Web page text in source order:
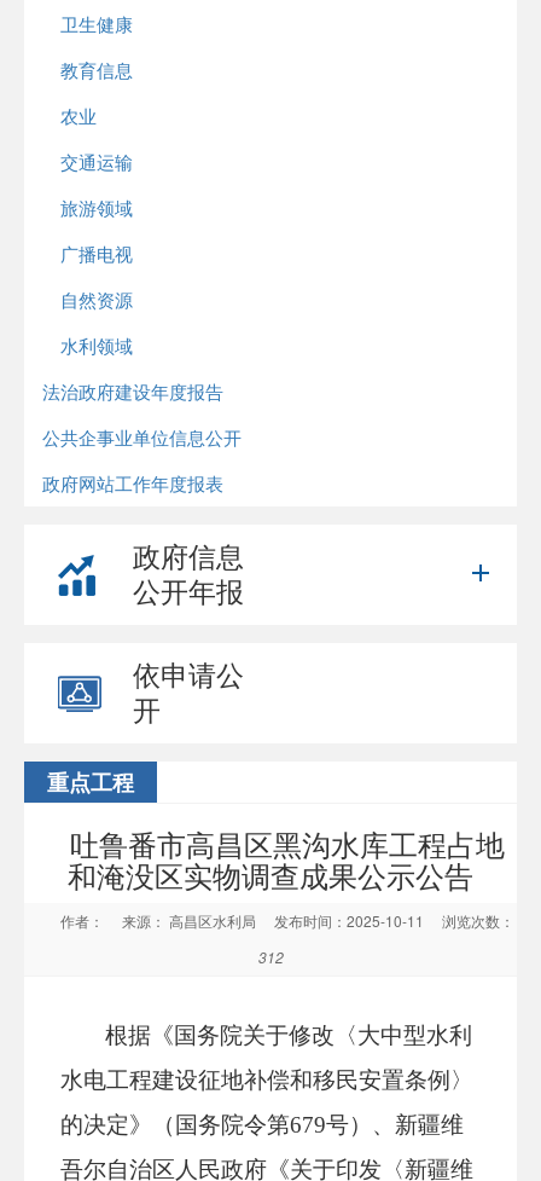
卫生健康
教育信息
农业
交通运输
旅游领域
广播电视
自然资源
水利领域
法治政府建设年度报告
公共企事业单位信息公开
政府网站工作年度报表
政府信息
公开年报
依申请公
开
重点工程
吐鲁番市高昌区黑沟水库工程占地
和淹没区实物调查成果公示公告
作者： 来源： 高昌区水利局 发布时间：2025-10-11
浏览次数：
312
根据《国务院关于修改〈大中型水利
水电工程建设征地补偿和移民安置条例〉
的决定》（国务院令第679号）、新疆维
吾尔自治区人民政府《关于印发〈新疆维